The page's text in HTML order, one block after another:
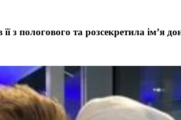
з пологового та розсекретила ім’я